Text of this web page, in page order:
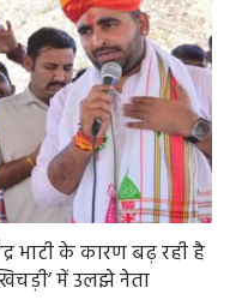
भाटी के कारण बढ़ रही है
में उलझे नेता